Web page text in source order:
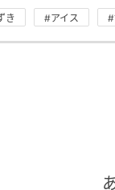
き #アイス